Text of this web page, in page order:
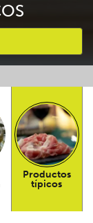
Productos
típicos